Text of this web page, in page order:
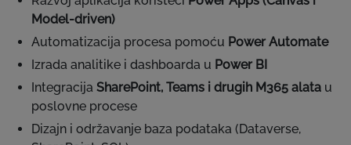
Model-driven)
Automatizacija procesa pomoću Power Automate
Izrada analitike i dashboarda u Power BI
Integracija SharePoint, Teams i drugih M365 alata u
poslovne procese
Dizajn i održavanje baza podataka (Dataverse,